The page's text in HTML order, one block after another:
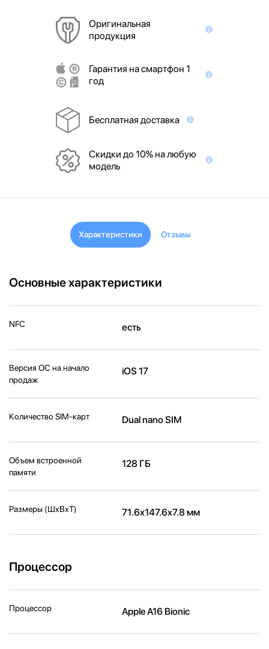
Оригинальная
продукция
Гарантия на смартфон 1
год
Бесплатная доставка
Скидки до 10% на любую
модель
Характеристики Отзывы
Основные характеристики
NFC есть
Версия ОС на начало
продаж
iOS 17
Количество SIM-карт Dual nano SIM
Объем встроенной
памяти
128 ГБ
Размеры (ШxВxТ) 71.6x147.6x7.8 мм
Процессор
Процессор Apple A16 Bionic